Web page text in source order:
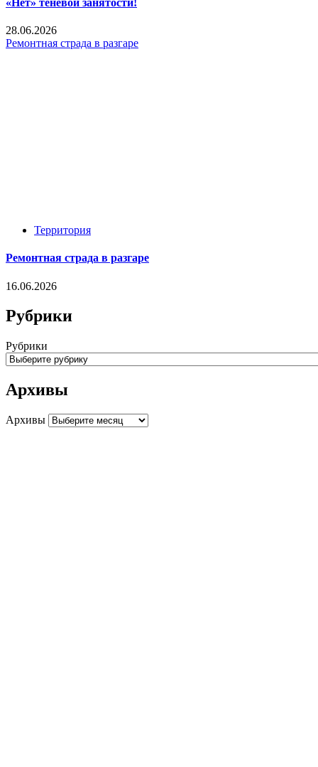
28.06.2026
Ремонтная страда в разгаре
Территория
Ремонтная страда в разгаре
16.06.2026
Рубрики
Рубрики
Архивы
Архивы